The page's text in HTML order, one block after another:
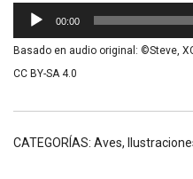
Reproductor
de
audio
00:00
Basado en audio original: ©Steve,
CC BY-SA 4.0
CATEGORÍAS: Aves,